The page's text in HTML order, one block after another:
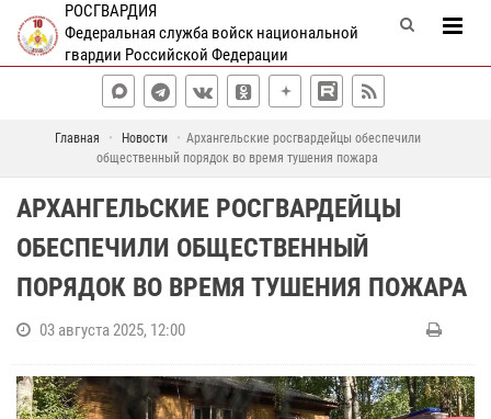
РОСГВАРДИЯ
Федеральная служба войск национальной
гвардии Российской Федерации
Главная Новости
Архангельские росгвардейцы обеспечили
общественный порядок во время тушения пожара
АРХАНГЕЛЬСКИЕ РОСГВАРДЕЙЦЫ
ОБЕСПЕЧИЛИ ОБЩЕСТВЕННЫЙ
ПОРЯДОК ВО ВРЕМЯ ТУШЕНИЯ ПОЖАРА
03 августа 2025, 12:00